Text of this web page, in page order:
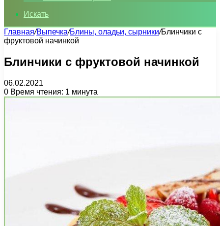
Искать
Главная/Выпечка/Блины, оладьи, сырники/Блинчики с
фруктовой начинкой
Блинчики с фруктовой начинкой
06.02.2021
0 Время чтения: 1 минута